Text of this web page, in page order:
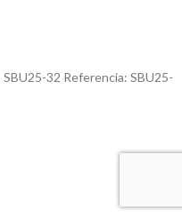
SBU25-32 Referencia: SBU25-